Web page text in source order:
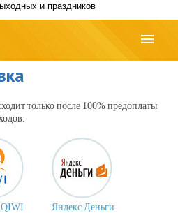
и праздников
только после 100% предоплаты
QIWI Яндекс Деньги